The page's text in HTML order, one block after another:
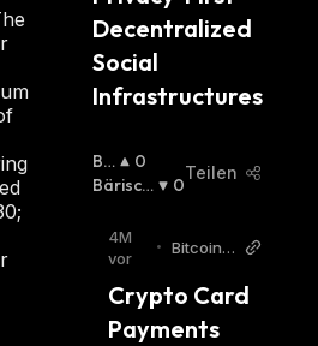
Decentralized
Social
Infrastructures
Bu
Llis
0
Bärisch
0
Teilen
4M
vor
• Bitcoin
Crypto Card
Payments